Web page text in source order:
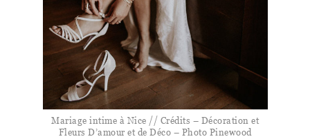
Mariage intime à Nice // Crédits – Décoration et
Fleurs D’amour et de Déco – Photo Pinewood